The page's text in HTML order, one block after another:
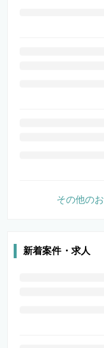
その他の
新着案件・求人